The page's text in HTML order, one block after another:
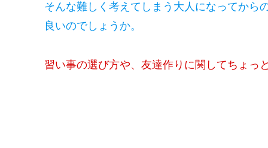
そんな難しく考えてしまう大人になってから
良いのでしょうか。
習い事の選び方や、友達作りに関してちょっ